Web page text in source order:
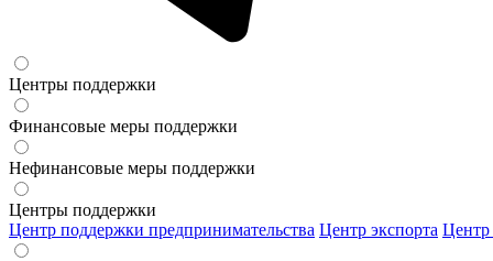
Центры поддержки
Финансовые меры поддержки
Нефинансовые меры поддержки
Центры поддержки
Центр поддержки предпринимательства Центр экспорта